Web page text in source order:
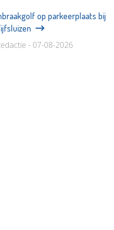
op parkeerplaats bij
- 07-08-2026